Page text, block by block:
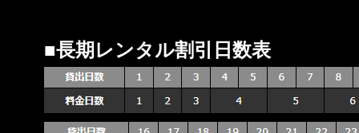
■長期レンタル割引日数表